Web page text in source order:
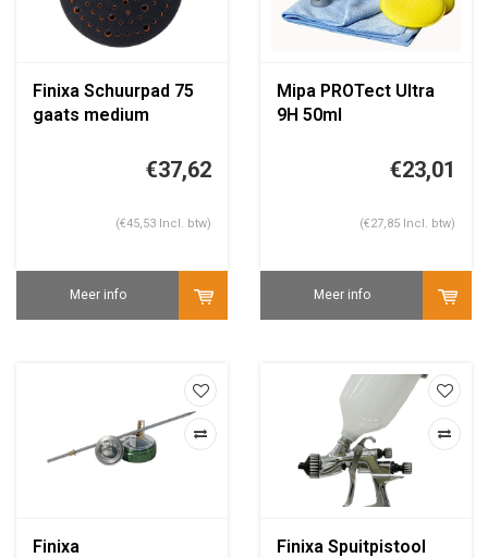
Finixa Schuurpad 75
gaats medium
€37,62
(€45,53 Incl. btw)
Meer info
Mipa PROTect Ultra
9H 50ml
€23,01
(€27,85 Incl. btw)
Meer info
Finixa
Finixa Spuitpistool